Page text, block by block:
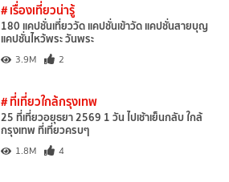
# เรื่องเที่ยวน่ารู้
180 แคปชั่นเที่ยววัด แคปชั่นเข้าวัด แคปชั่นสายบุญ
แคปชั่นไหว้พระ วันพระ
3.9M 2
# ที่เที่ยวใกล้กรุงเทพ
25 ที่เที่ยวอยุธยา 2569 1 วัน ไปเช้าเย็นกลับ ใกล้
กรุงเทพ ที่เที่ยวครบๆ
1.8M 4